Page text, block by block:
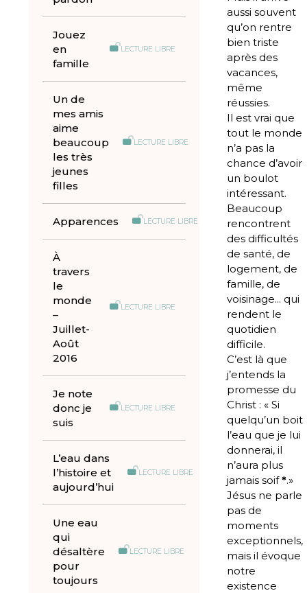
Jouez
en
famille
LECTURE LIBRE
Un de
mes amis
aime
beaucoup
les très
jeunes
filles
LECTURE LIBRE
Apparences LECTURE LIBRE
À
travers
le
monde
–
Juillet-
Août
2016
LECTURE LIBRE
Je note
donc je
suis
LECTURE LIBRE
L’eau dans
l’histoire et
aujourd’hui
LECTURE LIBRE
Une eau
qui
désaltère
pour
toujours
LECTURE LIBRE
aussi souvent
qu’on rentre
bien triste
après des
vacances,
même
réussies.
Il est vrai que
tout le monde
n’a pas la
chance d’avoir
un boulot
intéressant.
Beaucoup
rencontrent
des difficultés
de santé, de
logement, de
famille, de
voisinage... qui
rendent le
quotidien
difficile.
C’est là que
j’entends la
promesse du
Christ : «Si
quelqu’un boit
l’eau que je lui
donnerai, il
n’aura plus
jamais soif *.»
Jésus ne parle
pas de
moments
exceptionnels,
mais il évoque
notre
existence